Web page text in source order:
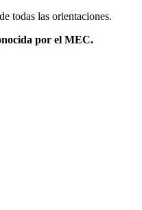
todas las orientaciones.
por el MEC.